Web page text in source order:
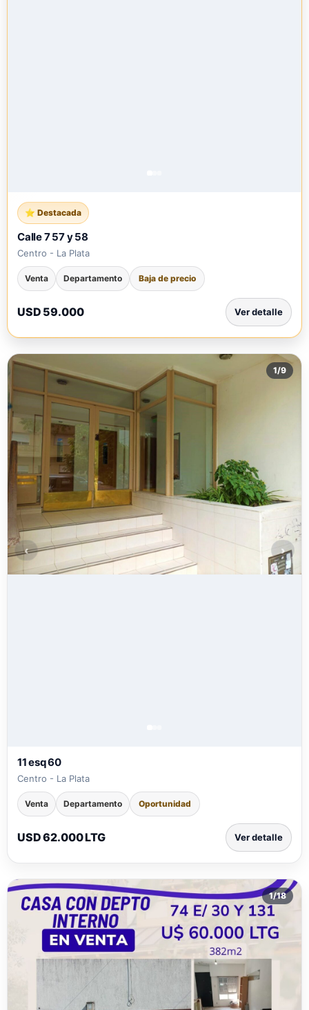
Calle 7 57 y 58
Centro - La Plata
Venta Departamento Baja de precio
USD 59.000 Ver detalle
‹ ›
1/9
11 esq 60
Centro - La Plata
Venta Departamento Oportunidad
USD 62.000 LTG Ver detalle
1/18